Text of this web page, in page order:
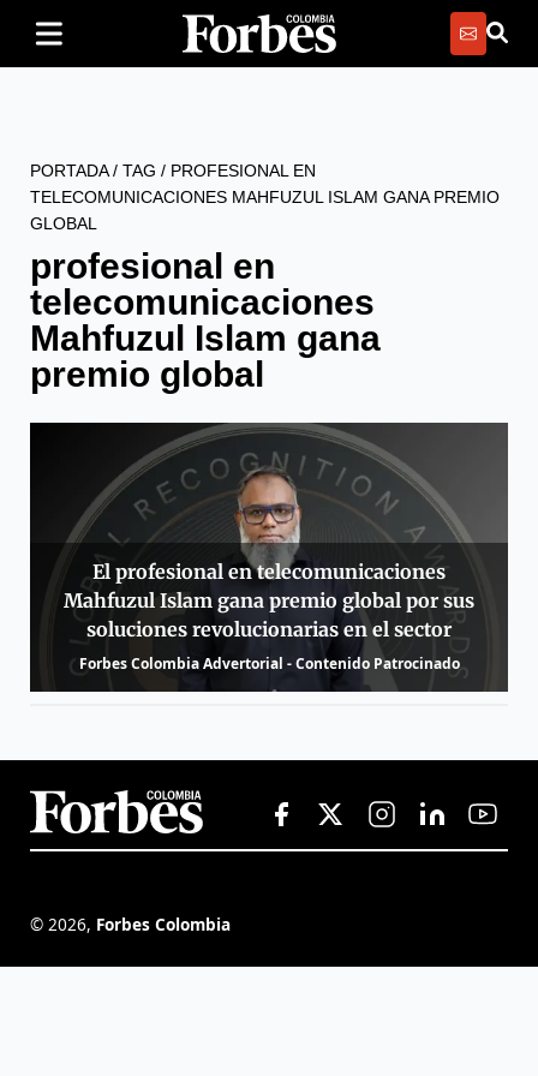
PORTADA/ TAG / PROFESIONAL EN
TELECOMUNICACIONES MAHFUZUL ISLAM GANA PREMIO
GLOBAL
profesional en
telecomunicaciones
Mahfuzul Islam gana
premio global
El profesional en telecomunicaciones
Mahfuzul Islam gana premio global por sus
soluciones revolucionarias en el sector
Forbes Colombia Advertorial - Contenido Patrocinado
© 2026, Forbes Colombia